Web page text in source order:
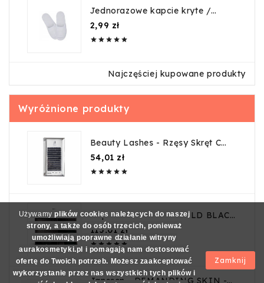
Jednorazowe kapcie kryte /
guma
2,99 zł
    
Najczęściej kupowane produkty
Wyróżnione produkty
Beauty Lashes - Rzęsy Skręt C
0,03mm 9mm
54,01 złCena
    
Depileve - BIOWAX GOLD BLACK
CARBON Wosk tradycyjny w
granulkach (czarne złoto) 1kg
115,01 złCena
    
Janssen - DEMANDING SKIN -
Używamy plików cookies należących do naszej
strony, a także do osób trzecich, ponieważ
umożliwiają poprawne działanie witryny
aurakosmetyki.pl i pomagają nam dostosować
ofertę do Twoich potrzeb. Możesz zaakceptować
wykorzystanie przez nas wszystkich tych plików i
Zamknij